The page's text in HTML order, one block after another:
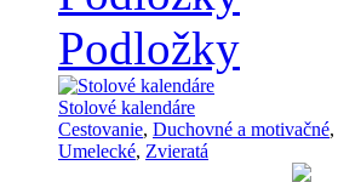
Podložky
Stolové kalendáre
Cestovanie, Duchovné a motivačné,
Umelecké, Zvieratá